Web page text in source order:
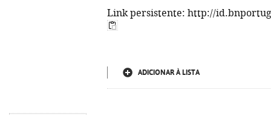
Link persistente: http://
ADICIONAR À LISTA